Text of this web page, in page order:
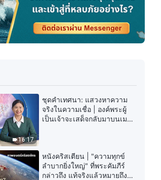
33:32
คำพยานจากประสบการณ์คริสตชน:
ตอนที่ 425 การละทิ้งและการสละ
41:54
ประทินโฉมเพื่อผู้ที่ชื่นชมตน" นั้นถูก
ต้องหรือไม่?
39:42
คำพยานจากประสบการณ์คริสตชน:
ตอนที่ 422 การเป็นคนฉลาดแกม
โกงทำร้ายฉันอย่างไร
16:17
ชุดคำเทศนา: แสวงหาความ
จริงในความเชื่อ | องค์พระผู้
เป็นเจ้าจะเสด็จกลับมาบนเมฆ
หนังคริสเตียน | "ความทุกข์
ลำบากยิ่งใหญ่" ที่พระคัมภีร์
กล่าวถึง แท้จริงแล้วหมายถึงสิ่ง